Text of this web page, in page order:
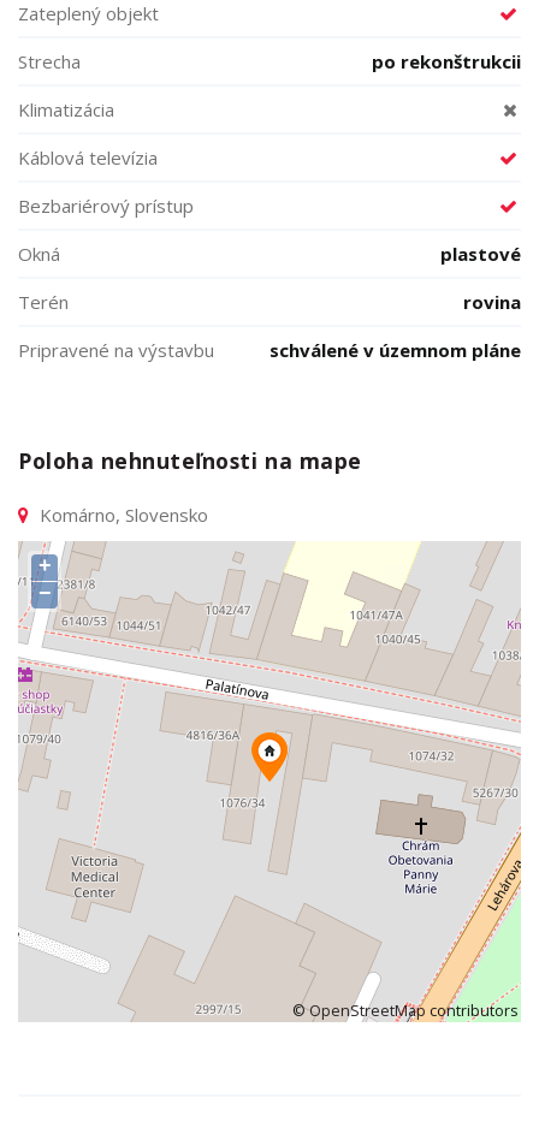
Zateplený objekt
Strecha
po rekonštrukcii
Klimatizácia
Káblová televízia
Bezbariérový prístup
Okná
plastové
Terén
rovina
Pripravené na výstavbu
schválené v územnom pláne
Poloha nehnuteľnosti na mape
Komárno, Slovensko
+
−
©OpenStreetMap contributors